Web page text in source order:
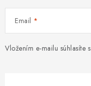
Email
Vložením e-mailu súhlasíte s